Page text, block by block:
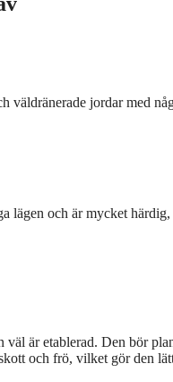
väldränerade jordar med
lägen och är mycket
är etablerad. Den bör
och frö, vilket gör den